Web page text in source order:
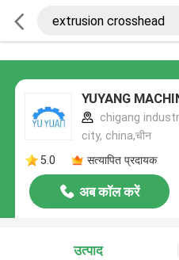
YUYANG
chigang
city, china,चीन
5.0
सत्यापित प्रदायक
अब कॉल करें
उत्पाद